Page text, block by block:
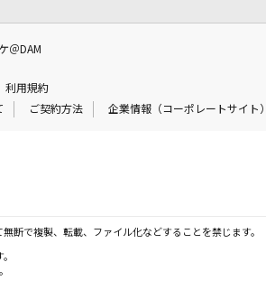
＠DAM
利用規約
ご契約方法 企業情報（コーポレートサイト）
断で複製、転載、ファイル化などすることを禁じます。